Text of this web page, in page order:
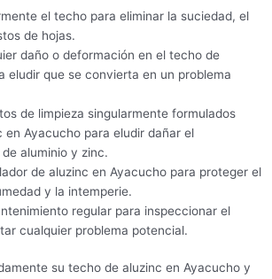
el techo para eliminar la suciedad, el
de hojas.
daño o deformación en el techo de
eludir que se convierta en un problema
de limpieza singularmente formulados
en Ayacucho para eludir dañar el
aluminio y zinc.
de aluzinc en Ayacucho para proteger el
y la intemperie.
regular para inspeccionar el
cualquier problema potencial.
su techo de aluzinc en Ayacucho y